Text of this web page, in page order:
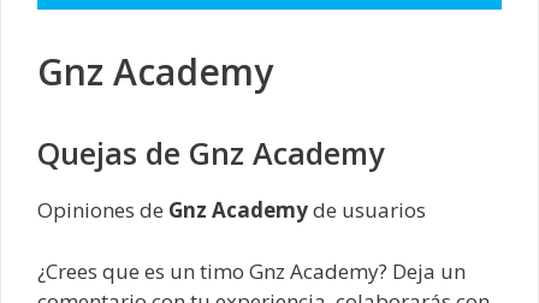
Gnz Academy
Quejas de Gnz Academy
Opiniones de Gnz Academyde usuarios
¿Crees que es un timo Gnz Academy? Deja un